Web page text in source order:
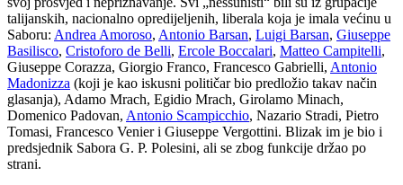
talijanskih, nacionalno opredijeljenih, liberala koja je imala većinu u
Saboru: Andrea Amoroso, Antonio Barsan, Luigi Barsan, Giuseppe
Basilisco, Cristoforo de Belli, Ercole Boccalari, Matteo Campitelli,
Giuseppe Corazza, Giorgio Franco, Francesco Gabrielli, Antonio
Madonizza (koji je kao iskusni političar bio predložio takav način
glasanja), Adamo Mrach, Egidio Mrach, Girolamo Minach,
Domenico Padovan, Antonio Scampicchio, Nazario Stradi, Pietro
Tomasi, Francesco Venier i Giuseppe Vergottini. Blizak im je bio i
predsjednik Sabora G. P. Polesini, ali se zbog funkcije držao po
strani.